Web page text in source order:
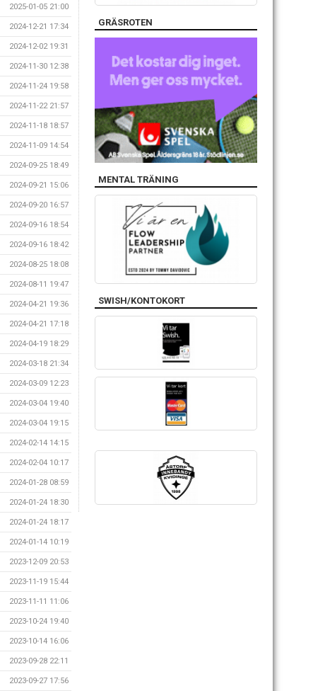
2025-01-05 21:00
2024-12-21 17:34
2024-12-02 19:31
2024-11-30 12:38
2024-11-24 19:58
2024-11-22 21:57
2024-11-18 18:57
2024-11-09 14:54
2024-09-25 18:49
2024-09-21 15:06
2024-09-20 16:57
2024-09-16 18:54
2024-09-16 18:42
2024-08-25 18:08
2024-08-11 19:47
2024-04-21 19:36
2024-04-21 17:18
2024-04-19 18:29
2024-03-18 21:34
2024-03-09 12:23
2024-03-04 19:40
2024-03-04 19:15
2024-02-14 14:15
2024-02-04 10:17
2024-01-28 08:59
2024-01-24 18:30
2024-01-24 18:17
2024-01-14 10:19
2023-12-09 20:53
2023-11-19 15:44
2023-11-11 11:06
2023-10-24 19:40
2023-10-14 16:06
2023-09-28 22:11
2023-09-27 17:56
GRÄSROTEN
MENTAL TRÄNING
SWISH/KONTOKORT